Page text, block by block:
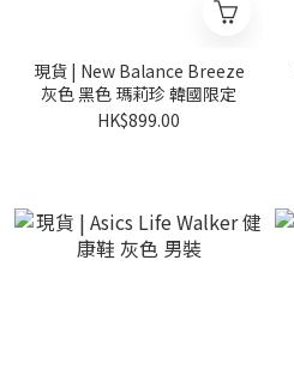
現貨 | New Balance Breeze
灰色 黑色 瑪莉珍 韓國限定
HK$899.00